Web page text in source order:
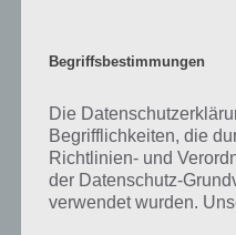
Mehr Artikel
Begriffsbestimmungen
Die
Begrifflichkeiten, die
Richtlinien- und
der Datenschutz-
verwendet wurden.